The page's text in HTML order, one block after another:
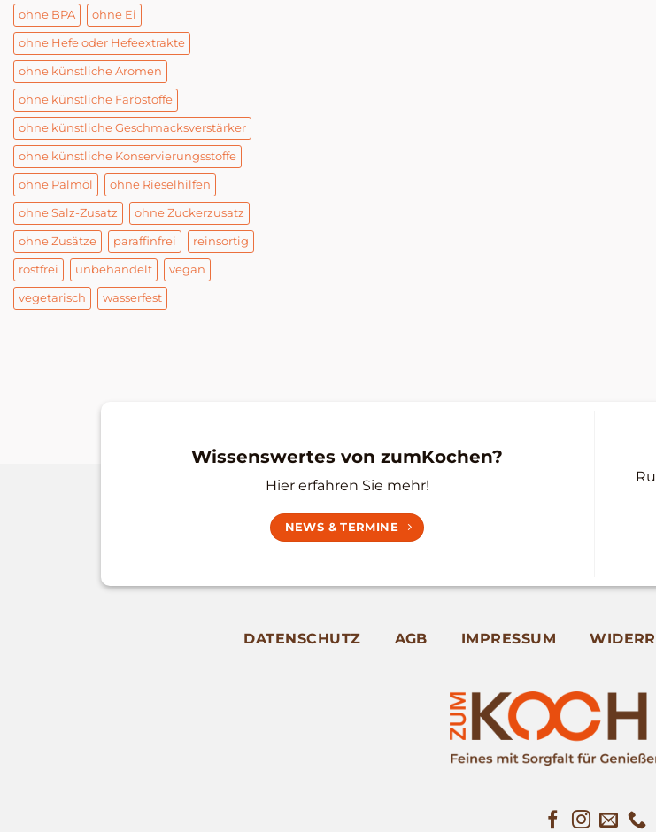
ohne BPA ohne Ei
ohne Hefe oder Hefeextrakte
ohne künstliche Aromen
ohne künstliche Farbstoffe
ohne künstliche Geschmacksverstärker
ohne künstliche Konservierungsstoffe
ohne Palmöl ohne Rieselhilfen
ohne Salz-Zusatz ohne Zuckerzusatz
ohne Zusätze paraffinfrei reinsortig
rostfrei unbehandelt vegan
vegetarisch wasserfest
Wissenswertes von zumKochen?
Hier erfahren Sie mehr!
NEWS & TERMINE
DATENSCHUTZ AGB IMPRESSUM